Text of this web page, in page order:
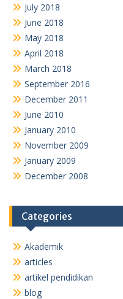
July 2018
June 2018
May 2018
April 2018
March 2018
September 2016
December 2011
June 2010
January 2010
November 2009
January 2009
December 2008
Categories
Akademik
articles
artikel pendidikan
blog